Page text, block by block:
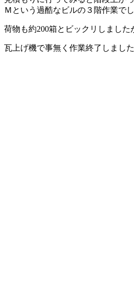
Ｍという過酷なビルの３階作業で
荷物も約200箱とビックリしました
瓦上げ機で事無く作業終了しまし